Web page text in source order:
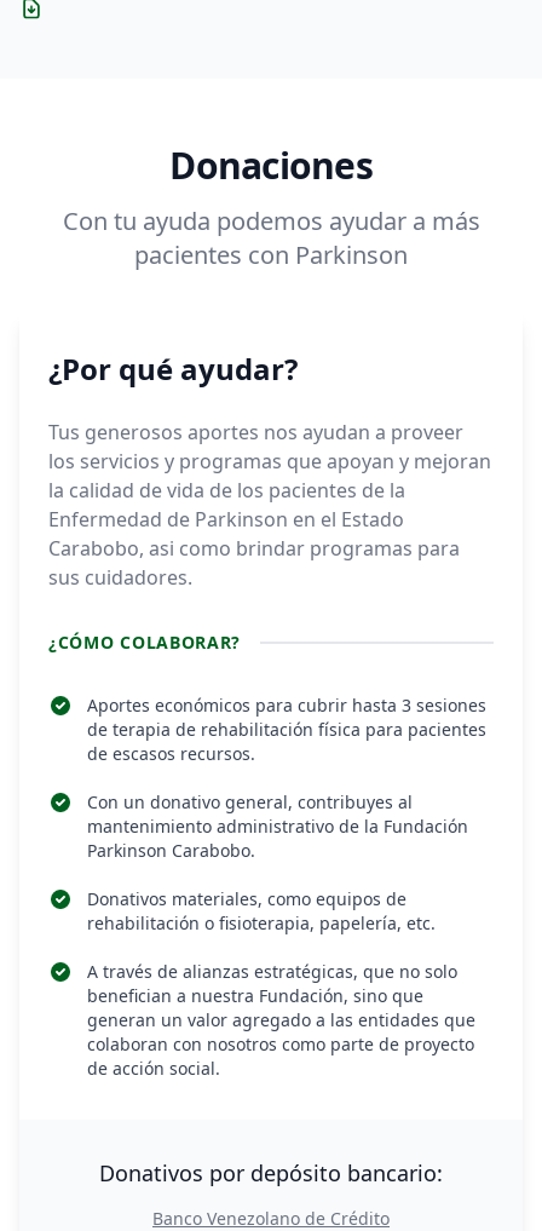
Descargar
Donaciones
Con tu ayuda podemos ayudar a más
pacientes con Parkinson
¿Por qué ayudar?
Tus generosos aportes nos ayudan a proveer
los servicios y programas que apoyan y mejoran
la calidad de vida de los pacientes de la
Enfermedad de Parkinson en el Estado
Carabobo, asi como brindar programas para
sus cuidadores.
¿CÓMO COLABORAR?
Aportes económicos para cubrir hasta 3 sesiones
de terapia de rehabilitación física para pacientes
de escasos recursos.
Con un donativo general, contribuyes al
mantenimiento administrativo de la Fundación
Parkinson Carabobo.
Donativos materiales, como equipos de
rehabilitación o fisioterapia, papelería, etc.
A través de alianzas estratégicas, que no solo
benefician a nuestra Fundación, sino que
generan un valor agregado a las entidades que
colaboran con nosotros como parte de proyecto
de acción social.
Donativos por depósito bancario:
Banco Venezolano de Crédito